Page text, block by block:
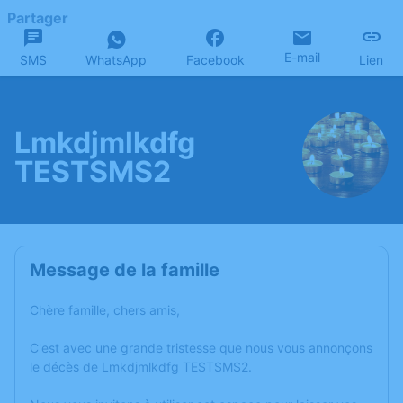
Partager
SMS WhatsApp Facebook E-mail Lien
Lmkdjmlkdfg
TESTSMS2
Message de la famille
Chère famille, chers amis,
C'est avec une grande tristesse que nous vous annonçons
le décès de Lmkdjmlkdfg TESTSMS2.